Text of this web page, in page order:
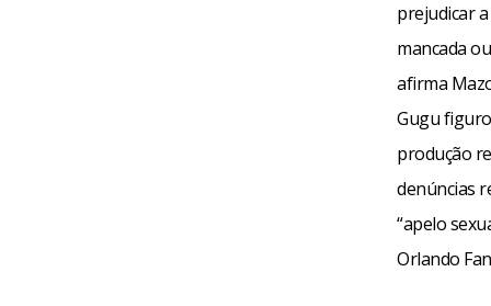
prejudicar
mancada
afirma
Gugu
produção
denúncias
“apelo
Orlando